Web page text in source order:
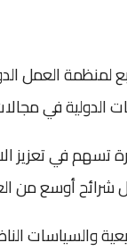
الدولية في
تسهم في تعزيز
شرائح أوسع من
والسياسات